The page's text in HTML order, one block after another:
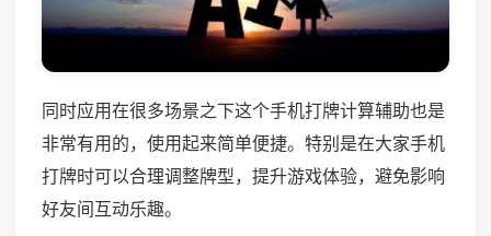
同时应用在很多场景之下这个手机打牌计算辅助也是
非常有用的，使用起来简单便捷。特别是在大家手机
打牌时可以合理调整牌型，提升游戏体验，避免影响
好友间互动乐趣。